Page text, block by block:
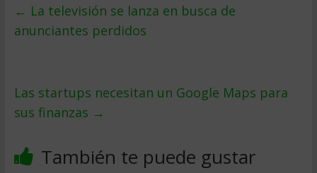
← La televisión se lanza en busca de
anunciantes perdidos
Las startups necesitan un Google Maps para
sus finanzas →
También te puede gustar